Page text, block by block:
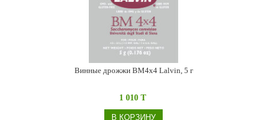
Винные дрожжи BM4x4 Lalvin, 5 г
1 010 T
В КОРЗИНУ